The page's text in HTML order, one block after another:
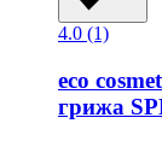
4.0 (1)
eco
грижа